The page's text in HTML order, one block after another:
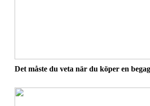
Det måste du veta när du köper en